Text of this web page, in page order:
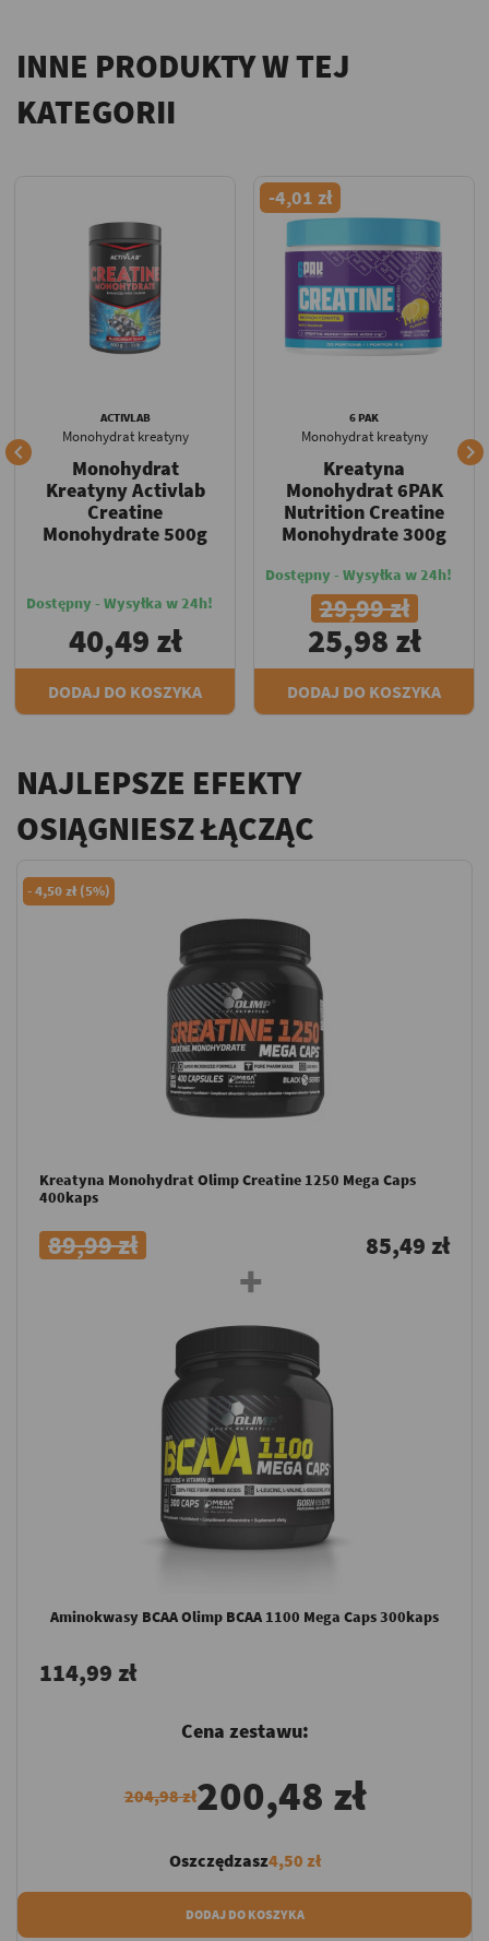
INNE PRODUKTY W TEJ
KATEGORII

ACTIVLAB
Monohydrat kreatyny
Monohydrat
Kreatyny Activlab
Creatine
Monohydrate 500g
Dostępny - Wysyłka w 24h!
40,49 zł
DODAJ DO KOSZYKA
-4,01 zł
6 PAK
Monohydrat kreatyny
Kreatyna
Monohydrat 6PAK
Nutrition Creatine
Monohydrate 300g
Dostępny - Wysyłka w 24h!
29,99 zł
25,98 zł
DODAJ DO KOSZYKA

NAJLEPSZE EFEKTY
OSIĄGNIESZ ŁĄCZĄC
-4,50 zł (5%)
Kreatyna Monohydrat Olimp Creatine 1250 Mega Caps
400kaps
89,99 zł 85,49 zł
Aminokwasy BCAA Olimp BCAA 1100 Mega Caps 300kaps
114,99 zł
Cena zestawu:
204,98 zł200,48 zł
Oszczędzasz4,50 zł
DODAJ DO KOSZYKA